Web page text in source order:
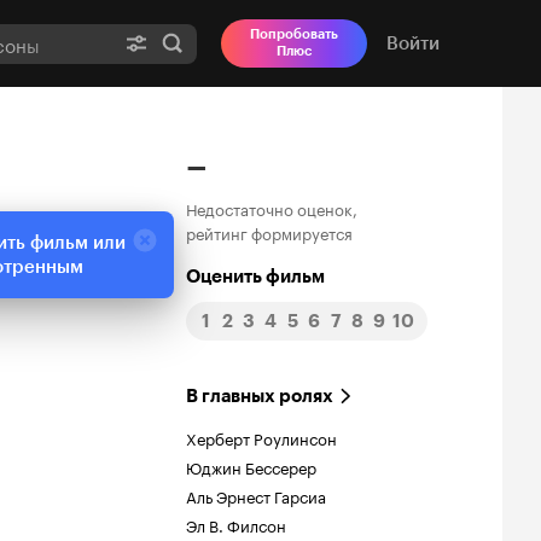
Попробовать
Плюс
Войти
–
Недостаточно оценок,
рейтинг формируется
Оценить фильм
1 2 3 4 5 6 7 8 9 10
В главных ролях
Херберт Роулинсон
Юджин Бессерер
Аль Эрнест Гарсиа
Эл В. Филсон
фильм или